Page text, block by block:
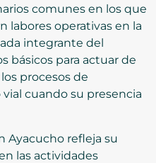
comunes en los que
labores operativas en la
integrante del
básicos para actuar de
procesos de
cuando su presencia
Ayacucho refleja su
las actividades